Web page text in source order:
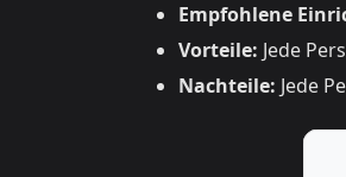
Empfohlene
Vorteile: Jede
Nachteile: Jede